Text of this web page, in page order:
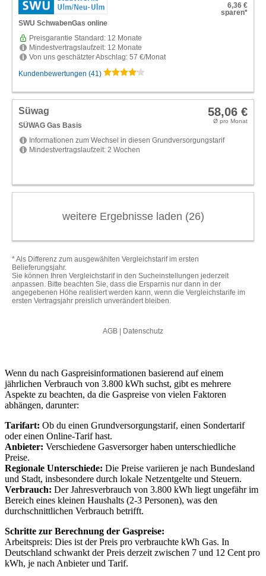
Wenn du nach Gaspreisinformationen basierend auf einem
jährlichen Verbrauch von 3.800 kWh suchst, gibt es mehrere
Aspekte zu beachten, da die Gaspreise von vielen Faktoren
abhängen, darunter:
Tarifart: Ob du einen Grundversorgungstarif, einen Sondertarif
oder einen Online-Tarif hast.
Anbieter: Verschiedene Gasversorger haben unterschiedliche
Preise.
Regionale Unterschiede: Die Preise variieren je nach Bundesland
und Stadt, insbesondere durch lokale Netzentgelte und Steuern.
Verbrauch: Der Jahresverbrauch von 3.800 kWh liegt ungefähr im
Bereich eines kleinen Haushalts (2-3 Personen), was den
durchschnittlichen Verbrauch betrifft.
Schritte zur Berechnung der Gaspreise:
Arbeitspreis: Dies ist der Preis pro verbrauchte kWh Gas. In
Deutschland schwankt der Preis derzeit zwischen 7 und 12 Cent pro
kWh, je nach Anbieter und Tarif.